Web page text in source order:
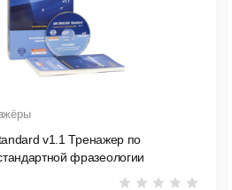
v1.1 Тренажер по
фразеологии
авиации. Электронная версия